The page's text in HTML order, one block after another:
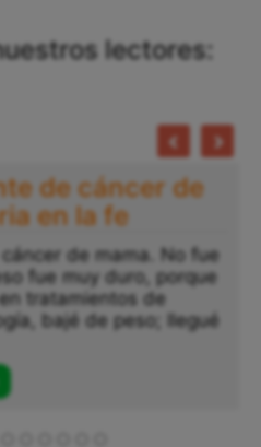
lectores:
Después de
mis
me salvó
contra mis
creía que todo estaba
y amor, me